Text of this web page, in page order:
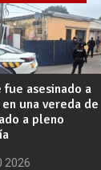
fue asesinado a
una vereda de
a pleno
2026